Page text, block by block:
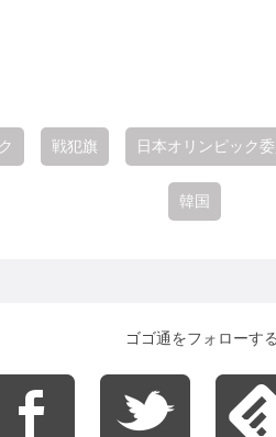
戦犯旗 日本オリンピック
韓国
ゴゴ通をフォローする